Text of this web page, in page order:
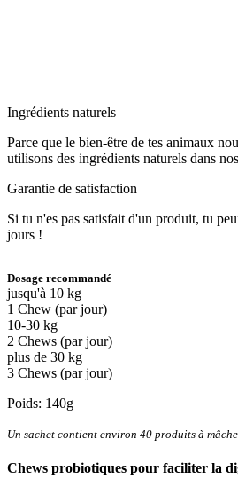
Ingrédients naturels
Parce que le bien-être de tes animaux
utilisons des ingrédients naturels dans
Garantie de satisfaction
Si tu n'es pas satisfait d'un produit, tu
jours !
Dosage recommandé
jusqu'à 10 kg
1 Chew (par jour)
10-30 kg
2 Chews (par jour)
plus de 30 kg
3 Chews (par jour)
Poids: 140g
Un sachet contient environ 40 produits à
Chews probiotiques pour faciliter la